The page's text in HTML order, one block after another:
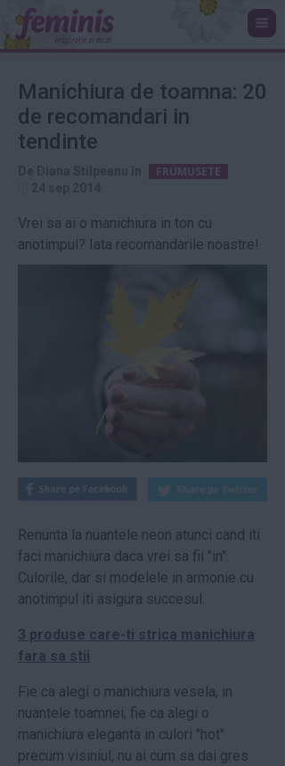
Manichiura de toamna: 20
de recomandari in
tendinte
FRUMUSETE
Vrei sa ai o manichiura in ton cu
anotimpul? Iata recomandarile noastre!
Renunta la nuantele neon atunci cand iti
faci manichiura daca vrei sa fii "in".
Culorile, dar si modelele in armonie cu
anotimpul iti asigura succesul.
3 produse care-ti strica manichiura
fara sa stii
Fie ca alegi o manichiura vesela, in
nuantele toamnei, fie ca alegi o
manichiura eleganta in culori "hot"
precum visiniul, nu ai cum sa dai gres